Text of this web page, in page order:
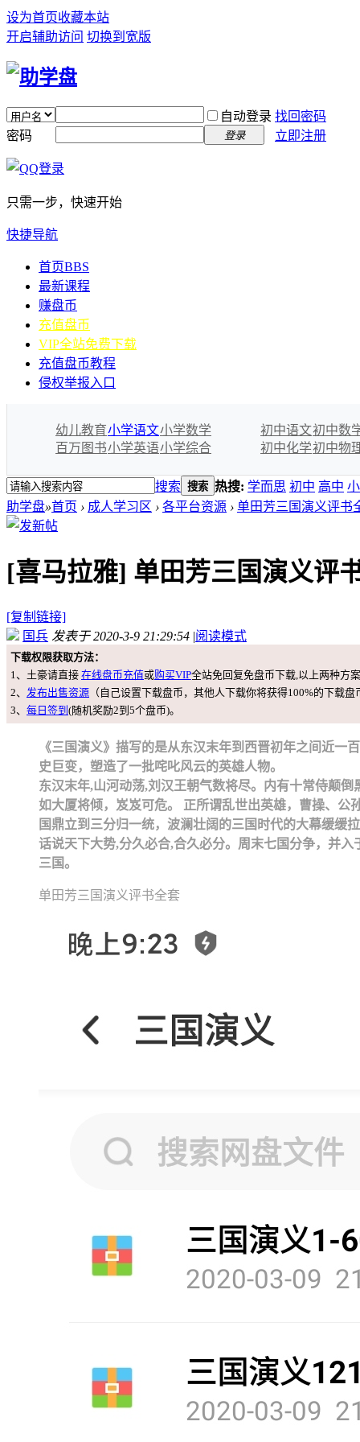
设为首页收藏本站
开启辅助访问 切换到宽版
自动登录 找回密码
密码
登录 立即注册
只需一步，快速开始
快捷导航
首页BBS
最新课程
赚盘币
充值盘币
VIP全站免费下载
充值盘币教程
侵权举报入口
幼儿教育小学语文小学数学
百万图书小学英语小学综合
初中语文初中数
初中化学初中物
搜索 搜索 热搜: 学而思 初中 高中
助学盘»首页 › 成人学习区 › 各平台资源 › 单田芳三国演义评书
[喜马拉雅] 单田芳三国演义评
[复制链接]
国兵 发表于 2020-3-9 21:29:54 |阅读模式
下载权限获取方法：
1、土豪请直接 在线盘币充值或购买VIP全站免回复免盘币下载,以上两种方
2、 发布出售资源 （自己设置下载盘币，其他人下载你将获得100%的下载盘
3、 每日签到 (随机奖励2到5个盘币)。
《三国演义》描写的是从东汉末年到西晋初年之间近
史巨变，塑造了一批咤叱风云的英雄人物。
东汉末年,山河动荡,刘汉王朝气数将尽。内有十常侍颠
如大厦将倾，岌岌可危。 正所谓乱世出英雄，曹操、
国鼎立到三分归一统，波澜壮阔的三国时代的大幕缓
话说天下大势,分久必合,合久必分。周末七国分争，并
三国。
单田芳三国演义评书全套